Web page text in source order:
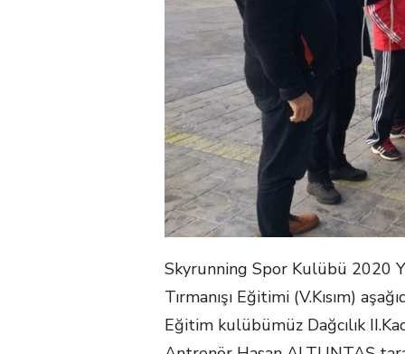
Skyrunning Spor Kulübü 2020
Tırmanışı Eğitimi (V.Kısım)
Eğitim kulübümüz Dağcılık